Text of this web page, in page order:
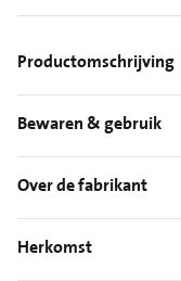
Productomschrijving
Bewaren & gebruik
Over de fabrikant
Herkomst